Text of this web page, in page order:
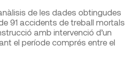
de les dades obtingudes
91 accidents de treball mortals
amb intervenció d’un
el període comprés entre el